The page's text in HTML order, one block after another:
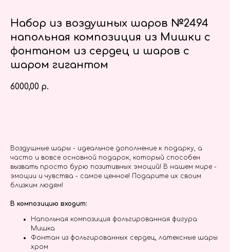
Набор из воздушных шаров №2494
напольная композиция из Мишки с
фонтаном из сердец и шаров с
шаром гигантом
6000,00 р.
Воздушные шары - идеальное дополнение к подарку, а
часто и вовсе основной подарок, который способен
вызвать просто бурю позитивных эмоций! В нашем мире -
эмоции и чувства - самое ценное! Подарите их своим
близким людям!
В композицию входит:
Напольная композиция фольгированная фигура
Мишка
Фонтан из фольгированных сердец, латексные шары
хром